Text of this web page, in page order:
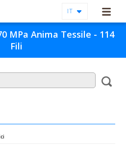
IT
MPa Anima Tessile - 114
Fili